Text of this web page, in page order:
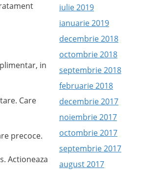
in
Care
precoce.
Actioneaza
iulie 2019
ianuarie 2019
decembrie 2018
octombrie 2018
septembrie 2018
februarie 2018
decembrie 2017
noiembrie 2017
octombrie 2017
septembrie 2017
august 2017